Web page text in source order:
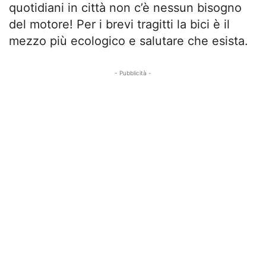
quotidiani in città non c’è nessun bisogno
del motore! Per i brevi tragitti la bici è il
mezzo più ecologico e salutare che esista.
- Pubblicità -